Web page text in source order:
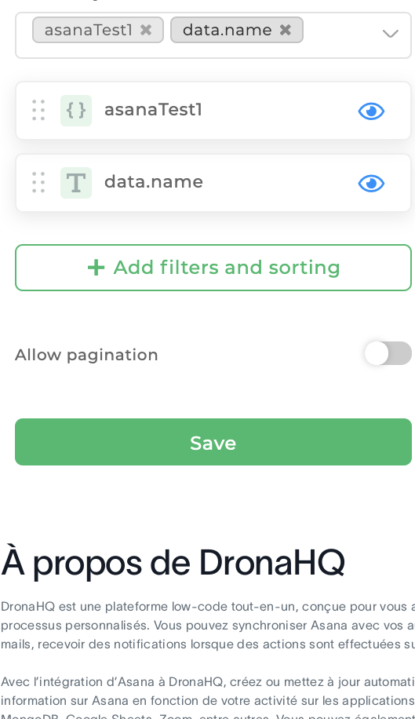
À propos de DronaHQ
DronaHQ est une plateforme low-code tout-en-un, conçue pour vous
processus personnalisés. Vous pouvez synchroniser Asana avec vos
mails, recevoir des notifications lorsque des actions sont effectuées
Avec l’intégration d’Asana à DronaHQ, créez ou mettez à jour
information sur Asana en fonction de votre activité sur les